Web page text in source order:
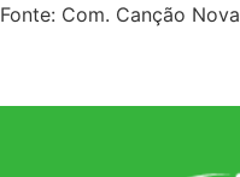
Fonte: Com. Canção Nova